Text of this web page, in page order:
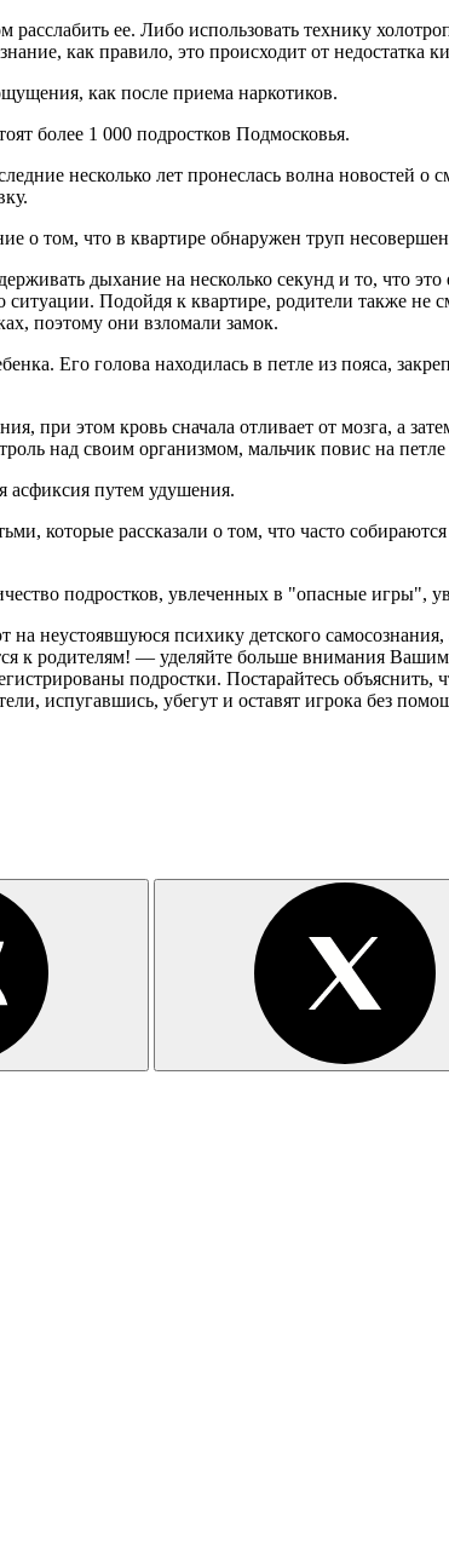
ее. Либо использовать технику
как правило, это происходит от недостатка
как после приема наркотиков.
более 1 000 подростков Подмосковья.
несколько лет пронеслась волна новостей о
том, что в квартире обнаружен труп
дыхание на несколько секунд и то, что
ситуации. Подойдя к квартире, родители также
поэтому они взломали замок.
Его голова находилась в петле из пояса,
при этом кровь сначала отливает от мозга, а
над своим организмом, мальчик повис на петле
асфиксия путем удушения.
которые рассказали о том, что часто
подростков, увлеченных в "опасные игры",
неустоявшуюся психику детского
к родителям! — уделяйте больше внимания
подростки. Постарайтесь объяснить,
испугавшись, убегут и оставят игрока без